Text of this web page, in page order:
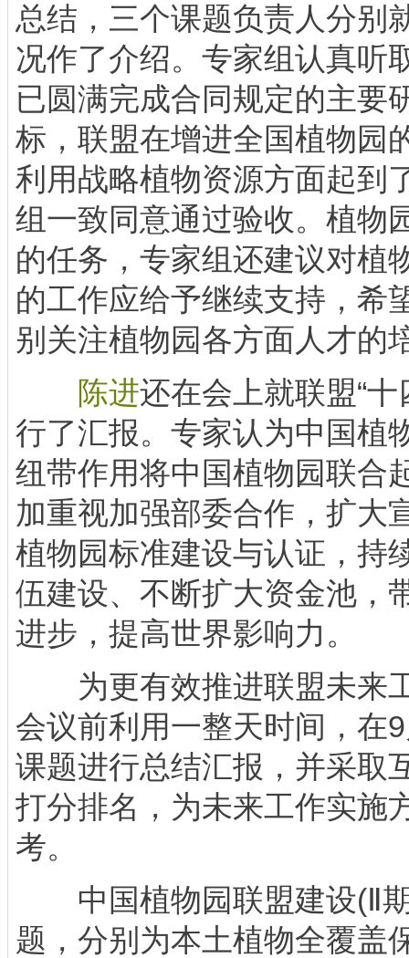
总结，三个课题负责人分别
况作了介绍。专家组认真听
已圆满完成合同规定的主要
标，联盟在增进全国植物园
利用战略植物资源方面起到
组一致同意通过验收。植物
的任务，专家组还建议对植
的工作应给予继续支持，希
别关注植物园各方面人才的
陈进还在会上就联盟“
行了汇报。专家认为中国植
纽带作用将中国植物园联合
加重视加强部委合作，扩大
植物园标准建设与认证，持
伍建设、不断扩大资金池，
进步，提高世界影响力。
为更有效推进联盟未来
会议前利用一整天时间，在
课题进行总结汇报，并采取
打分排名，为未来工作实施
考。
中国植物园联盟建设(Ⅱ期
题，分别为本土植物全覆盖